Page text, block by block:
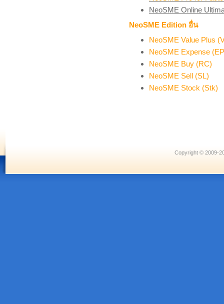
NeoSME Online
NeoSME Edition อื่น
NeoSME Value Plus
NeoSME Expense
NeoSME Buy (RC)
NeoSME Sell (SL)
NeoSME Stock (Stk)
Copyright © 2009-